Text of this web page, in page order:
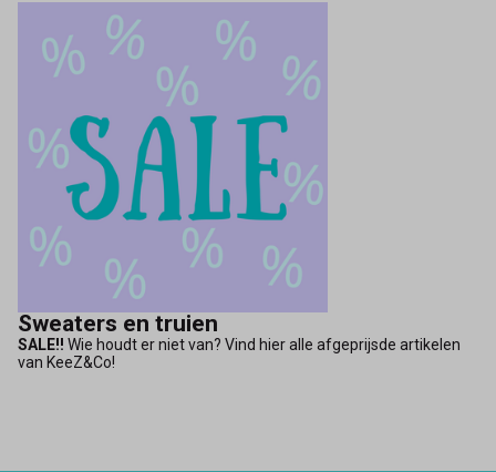
Sweaters en truien
SALE!! Wie houdt er niet van? Vind hier alle afgeprijsde artikelen
van KeeZ&Co!